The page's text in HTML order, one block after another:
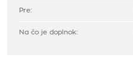
Pre:
Na čo je doplnok: